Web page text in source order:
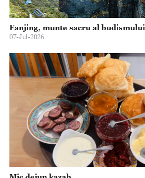
Fanjing, munte sacru al budismului
07-Jul-2026